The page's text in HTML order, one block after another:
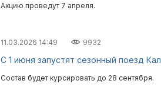
Акцию проведут 7 апреля.
11.03.2026 14:49 9932
С 1 июня запустят сезонный поезд
Состав будет курсировать до 28 сентября.